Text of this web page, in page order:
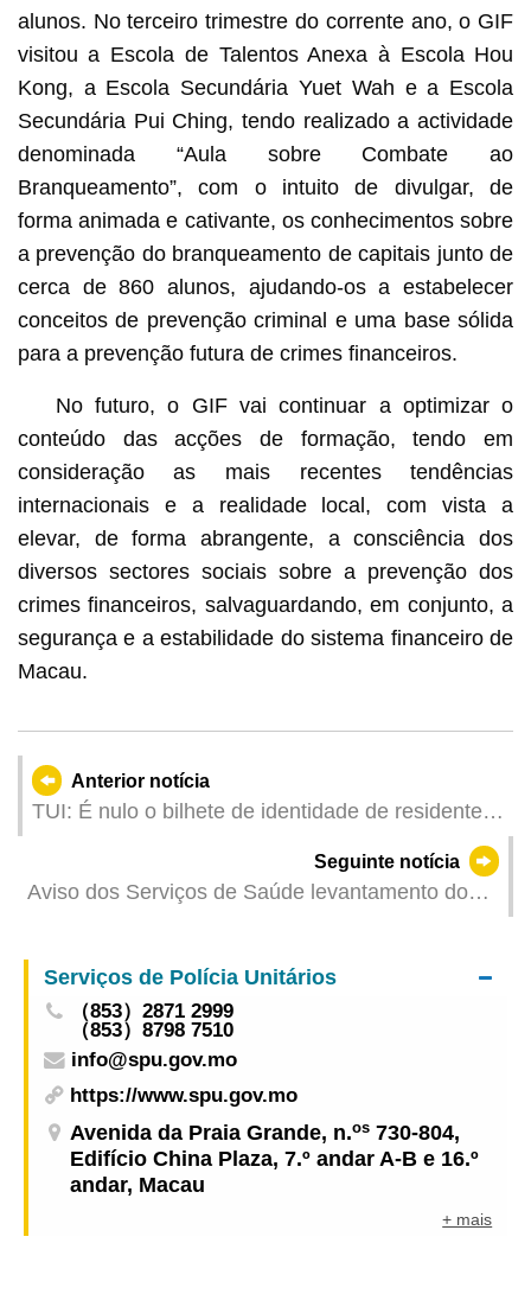
alunos. No terceiro trimestre do corrente ano, o GIF
visitou a Escola de Talentos Anexa à Escola Hou
Kong, a Escola Secundária Yuet Wah e a Escola
Secundária Pui Ching, tendo realizado a actividade
denominada “Aula sobre Combate ao
Branqueamento”, com o intuito de divulgar, de
forma animada e cativante, os conhecimentos sobre
a prevenção do branqueamento de capitais junto de
cerca de 860 alunos, ajudando-os a estabelecer
conceitos de prevenção criminal e uma base sólida
para a prevenção futura de crimes financeiros.
No futuro, o GIF vai continuar a optimizar o
conteúdo das acções de formação, tendo em
consideração as mais recentes tendências
internacionais e a realidade local, com vista a
elevar, de forma abrangente, a consciência dos
diversos sectores sociais sobre a prevenção dos
crimes financeiros, salvaguardando, em conjunto, a
segurança e a estabilidade do sistema financeiro de
Macau.
Anterior notícia
TUI: É nulo o bilhete de identidade de residente
Seguinte notícia
Aviso dos Serviços de Saúde levantamento do
Serviços de Polícia Unitários
（853）2871 2999
（853）8798 7510
info@spu.gov.mo
https://www.spu.gov.mo
Avenida da Praia Grande, n.os 730-804,
Edifício China Plaza, 7.º andar A-B e 16.º
andar, Macau
+ mais